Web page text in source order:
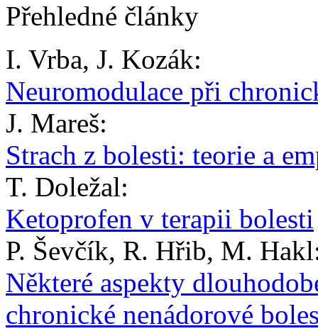
Přehledné články
I. Vrba, J. Kozák:
Neuromodulace při
J. Mareš:
Strach z bolesti: teorie a
T. Doležal:
Ketoprofen v terapii bolesti
P. Ševčík, R. Hřib, M.
Některé aspekty
chronické nenádorové